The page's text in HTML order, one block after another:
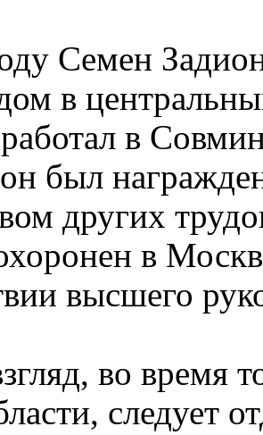
Семен
в
в
он был
других
в
высшего
во время
следует